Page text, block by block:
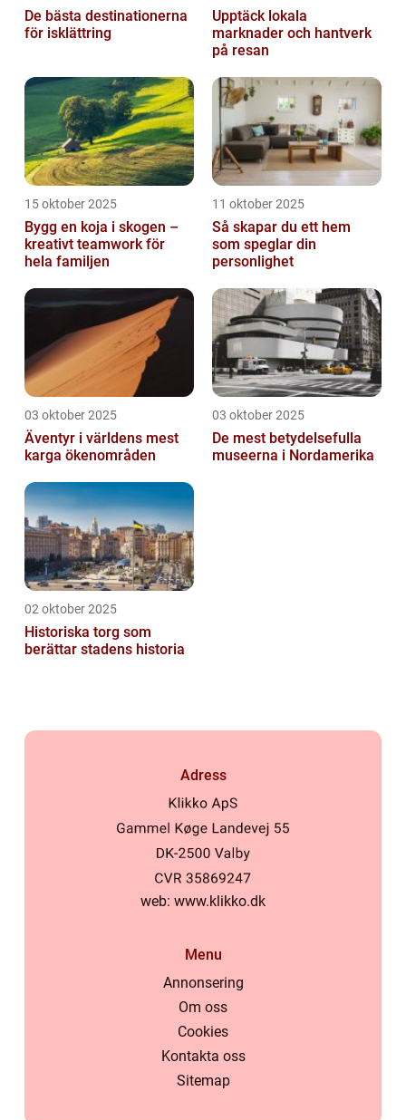
De bästa destinationerna
för isklättring
Upptäck lokala
marknader och hantverk
på resan
15 oktober 2025
Bygg en koja i skogen –
kreativt teamwork för
hela familjen
11 oktober 2025
Så skapar du ett hem
som speglar din
personlighet
03 oktober 2025
Äventyr i världens mest
karga ökenområden
03 oktober 2025
De mest betydelsefulla
museerna i Nordamerika
02 oktober 2025
Historiska torg som
berättar stadens historia
Adress
web: www.klikko.dk
Menu
Annonsering
Om oss
Cookies
Kontakta oss
Sitemap